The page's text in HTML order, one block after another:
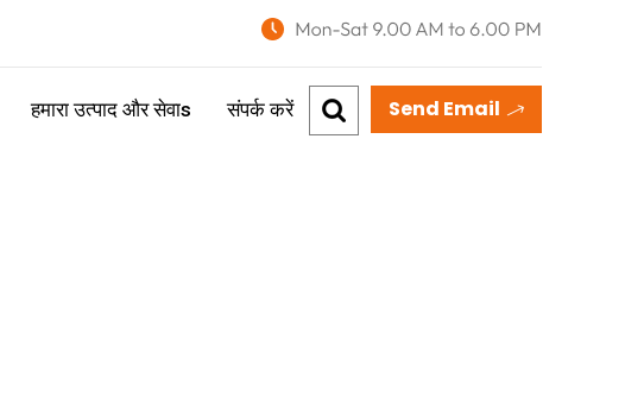
हमारा उत्पाद और सेवाs संपर्क करें Send Email